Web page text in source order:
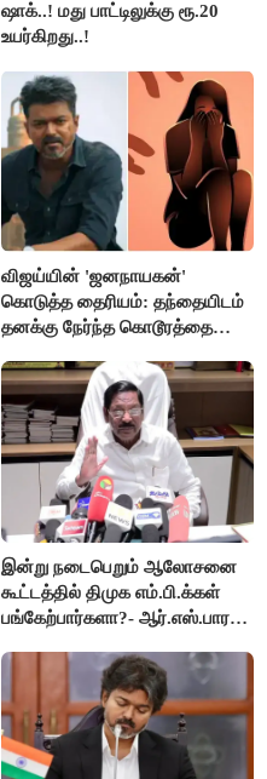
ஷாக்..! மது பாட்டிலுக்கு ரூ.20
உயர்கிறது..!
விஜய்யின் 'ஜனநாயகன்'
கொடுத்த தைரியம்: தந்தையிடம்
தனக்கு நேர்ந்த கொடூரத்தை
இன்று நடைபெறும் ஆலோசனை
கூட்டத்தில் திமுக எம்.பி.க்கள்
பங்கேற்பார்களா?- ஆர்.எஸ்.பாரதி